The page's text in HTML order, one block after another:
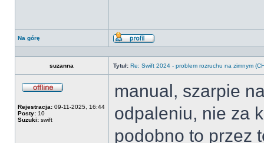
Na górę
Wyświetl
suzanna
Tytuł: Re: Swift 2024 - problem rozruchu na zimnym
Rejestracja: 09-11-2025, 16:44
Posty: 10
Suzuki: swift
manual, szarpie
odpaleniu, nie za
podobno to przez